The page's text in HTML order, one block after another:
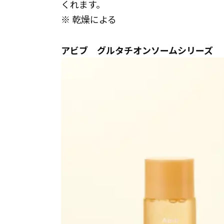
くれます。
※ 乾燥による
アビブ グルタチオンソームシリーズ